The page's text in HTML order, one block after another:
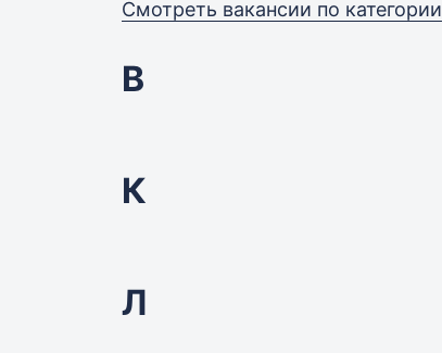
Смотреть вакансии по категории
В
К
Л